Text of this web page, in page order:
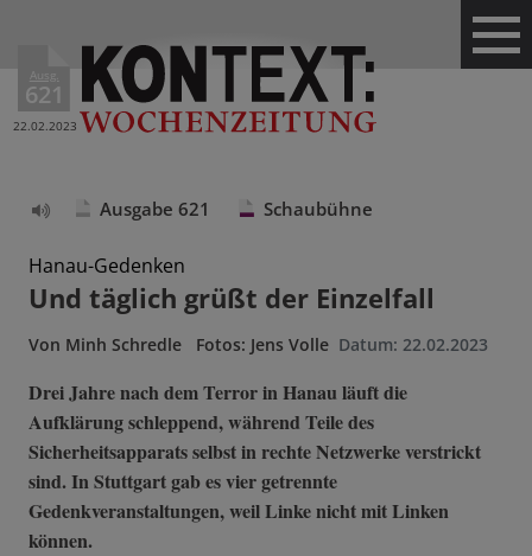
Ausg.
621
22.02.2023
vorlesen
Ausgabe 621 Schaubühne
Hanau-Gedenken
Und täglich grüßt der Einzelfall
Von Minh Schredle Fotos: Jens Volle Datum: 22.02.2023
Drei Jahre nach dem Terror in Hanau läuft die
Aufklärung schleppend, während Teile des
Sicherheitsapparats selbst in rechte Netzwerke verstrickt
sind. In Stuttgart gab es vier getrennte
Gedenkveranstaltungen, weil Linke nicht mit Linken
können.